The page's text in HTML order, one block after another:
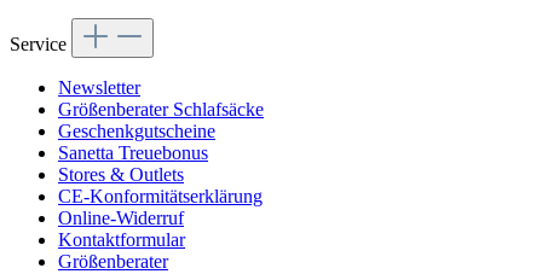
Service
Newsletter
Größenberater Schlafsäcke
Geschenkgutscheine
Sanetta Treuebonus
Stores & Outlets
CE-Konformitätserklärung
Online-Widerruf
Kontaktformular
Größenberater